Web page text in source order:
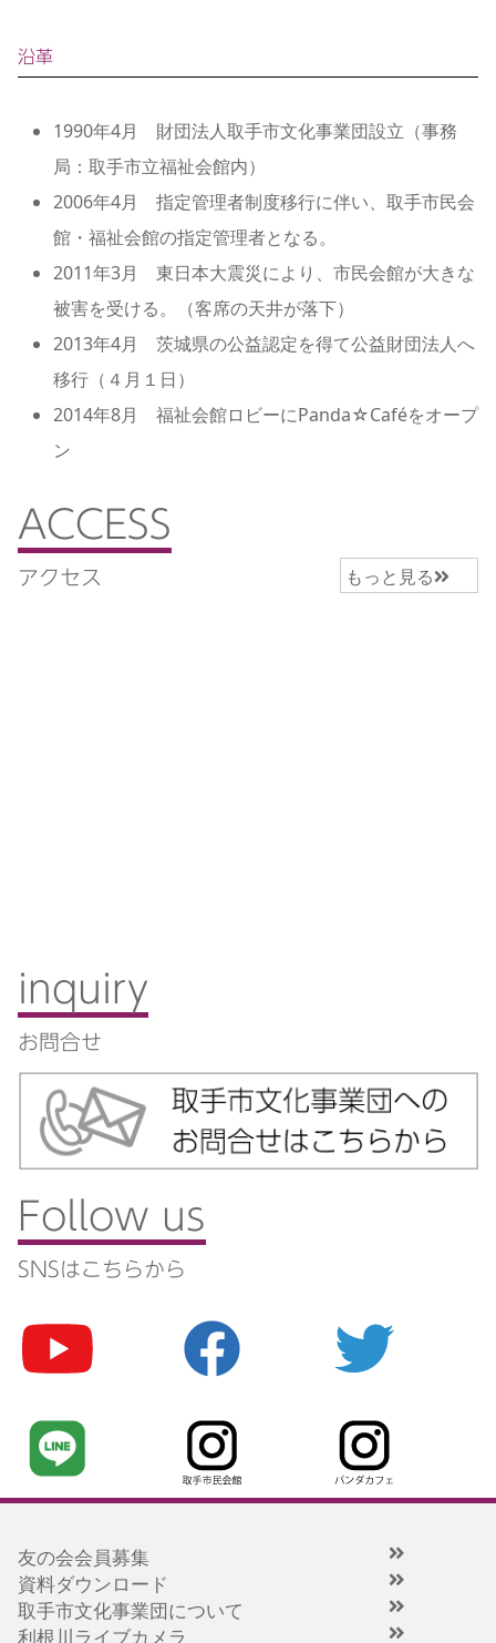
沿革
1990年4月 財団法人取手市文化事業団設立（事務
局：取手市立福祉会館内）
2006年4月 指定管理者制度移行に伴い、取手市民会
館・福祉会館の指定管理者となる。
2011年3月 東日本大震災により、市民会館が大きな
被害を受ける。（客席の天井が落下）
2013年4月 茨城県の公益認定を得て公益財団法人へ
移行（４月１日）
2014年8月 福祉会館ロビーにPanda☆Caféをオープ
ン
ACCESS
アクセス もっと見る
inquiry
お問合せ
Follow us
SNSはこちらから
友の会会員募集
資料ダウンロード
取手市文化事業団について
利根川ライブカメラ